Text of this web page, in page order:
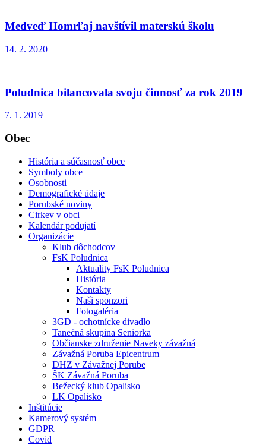
Medveď Homrľaj navštívil materskú školu
14. 2. 2020
Poludnica bilancovala svoju činnosť za rok 2019
7. 1. 2019
Obec
História a súčasnosť obce
Symboly obce
Osobnosti
Demografické údaje
Porubské noviny
Cirkev v obci
Kalendár podujatí
Organizácie
Klub dôchodcov
FsK Poludnica
Aktuality FsK Poludnica
História
Kontakty
Naši sponzori
Fotogaléria
3GD - ochotnícke divadlo
Tanečná skupina Seniorka
Občianske združenie Naveky závažná
Závažná Poruba Epicentrum
DHZ v Závažnej Porube
ŠK Závažná Poruba
Bežecký klub Opalisko
LK Opalisko
Inštitúcie
Kamerový systém
GDPR
Covid